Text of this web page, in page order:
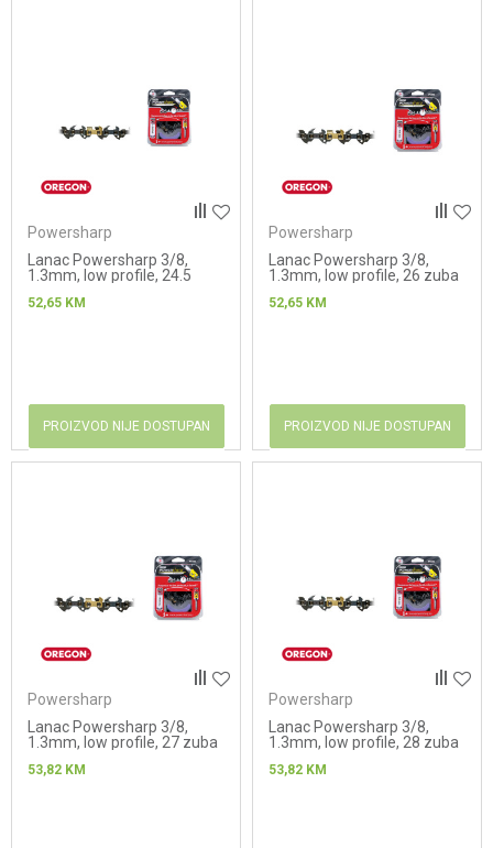
Powersharp
Lanac Powersharp 3/8,
1.3mm, low profile, 24.5
52,65 KM
PROIZVOD NIJE DOSTUPAN
Powersharp
Lanac Powersharp 3/8,
1.3mm, low profile, 26 zuba
52,65 KM
PROIZVOD NIJE DOSTUPAN
Powersharp
Lanac Powersharp 3/8,
1.3mm, low profile, 27 zuba
53,82 KM
Powersharp
Lanac Powersharp 3/8,
1.3mm, low profile, 28 zuba
53,82 KM